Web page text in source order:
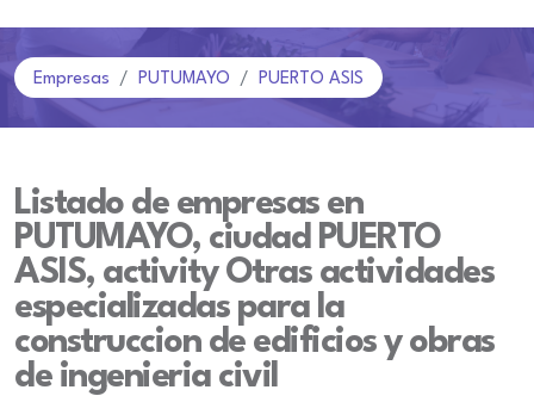
Empresas PUTUMAYO PUERTO ASIS
Listado de empresas en
PUTUMAYO, ciudad PUERTO
ASIS, activity Otras actividades
especializadas para la
construccion de edificios y obras
de ingenieria civil